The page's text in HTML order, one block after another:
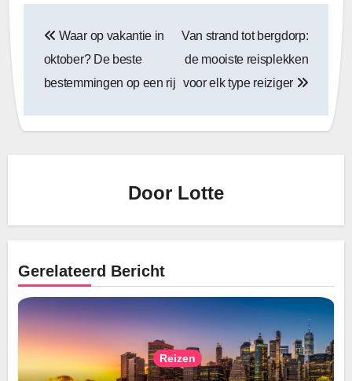
navigatie
Waar op vakantie in
oktober? De beste
bestemmingen op een rij
Van strand tot bergdorp:
de mooiste reisplekken
voor elk type reiziger
Door Lotte
Gerelateerd Bericht
Reizen